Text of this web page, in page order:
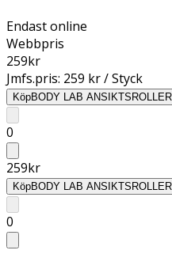
Endast online
Webbpris
259kr
Jmfs.pris: 259 kr / Styck
KöpBODY LAB
0
259kr
KöpBODY LAB
0